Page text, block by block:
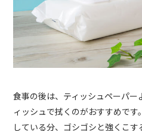
食事の後は、ティッシュペーパ
ィッシュで拭くのがおすすめで
している分、ゴシゴシと強くこ